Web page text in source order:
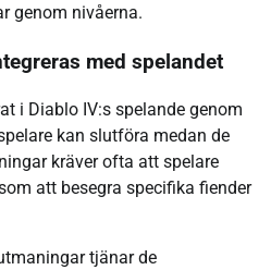
genom nivåerna.
med spelandet
i Diablo IV:s spelande genom
kan slutföra medan de
kräver ofta att spelare
att besegra specifika fiender
tjänar de